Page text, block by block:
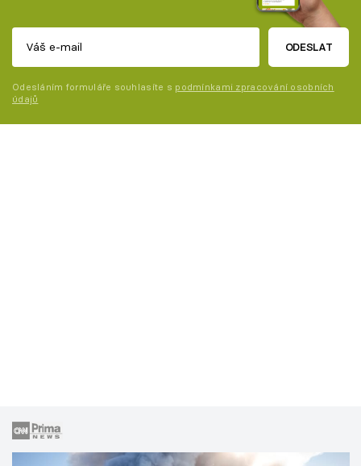
ODESLAT
Odesláním formuláře souhlasíte s podmínkami zpracování osobních
údajů